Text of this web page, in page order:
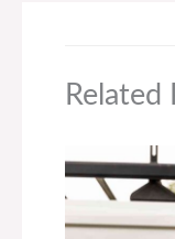
Related